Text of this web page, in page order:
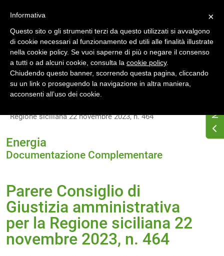
Home Normativa energetica regionale
Sicilia
Documentazione Complementare
Regione siciliana 22 novembre 2023, n. 464
Energia
Documentazione Complementare
Parere Consiglio di
Giustizia amministrativa
per la Regione siciliana 22
novembre 2023, n. 464
×
Informativa
Questo sito o gli strumenti terzi da questo utilizzati si avvalgono
di cookie necessari al funzionamento ed utili alle finalità illustrate
nella cookie policy. Se vuoi saperne di più o negare il consenso
a tutti o ad alcuni cookie, consulta la cookie policy.
Chiudendo questo banner, scorrendo questa pagina, cliccando
su un link o proseguendo la navigazione in altra maniera,
acconsenti all’uso dei cookie.